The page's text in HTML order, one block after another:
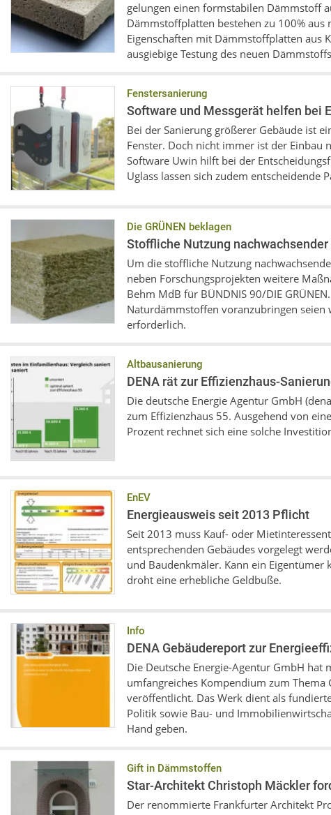
gelungen einen formstabilen Dämmstoff
Dämmstoffplatten bestehen zu 100%
Eigenschaften mit Dämmstoffplatten aus
ausgiebige Testung des neuen
Fenstersanierung
Software und Messgerät helfen bei
Bei der Sanierung größerer Gebäude ist
Fenster. Doch nicht immer ist der Einbau
Software Uwin hilft bei der
Uglass lassen sich zudem entscheidende
Die GRÜNEN beklagen
Stoffliche Nutzung
Um die stoffliche Nutzung
neben Forschungsprojekten weitere
Behm MdB für BÜNDNIS 90/DIE
Naturdämmstoffen voranzubringen seien
erforderlich.
Altbausanierung
DENA rät zur Effizienzhaus-
Die deutsche Energie Agentur GmbH
zum Effizienzhaus 55. Ausgehend von
Prozent rechnet sich eine solche
EnEV
Energieausweis seit 2013 Pflicht
Seit 2013 muss Kauf- oder
entsprechenden Gebäudes vorgelegt
und Baudenkmäler. Kann ein Eigentümer
droht eine erhebliche Geldbuße.
Info
DENA Gebäudereport zur
Die Deutsche Energie-Agentur GmbH
umfangreiches Kompendium zum Thema
veröffentlicht. Das Werk dient als
Politik sowie Bau- und
Hand geben.
Gift in Dämmstoffen
Star-Architekt Christoph Mäckler
Der renommierte Frankfurter Architekt